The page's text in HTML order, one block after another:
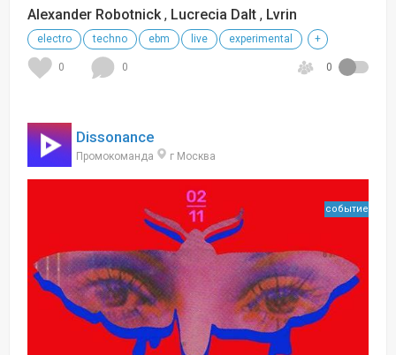
Alexander Robotnick, Lucrecia Dalt , Lvrin
electro techno ebm live experimental +
0 0 0
Dissonance
Промокоманда г Москва
событие